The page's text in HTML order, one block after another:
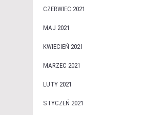
CZERWIEC 2021
MAJ 2021
KWIECIEŃ 2021
MARZEC 2021
LUTY 2021
STYCZEŃ 2021